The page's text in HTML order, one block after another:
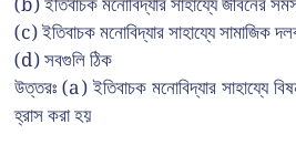
(c) ইতিবাচক মনোবিদ্যার সাহায্যে সামাজিক
(d) সবগুলি ঠিক
উত্তরঃ (a) ইতিবাচক মনোবিদ্যার সাহায্যে
হ্রাস করা হয়